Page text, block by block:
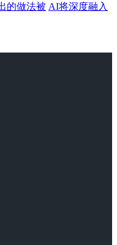
的做法被 AI将深度融入